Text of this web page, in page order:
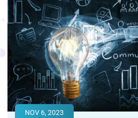
NOV 6, 2023